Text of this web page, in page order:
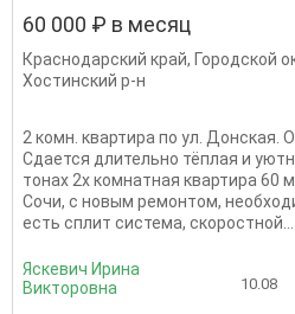
60 000 ₽ в месяц
Краснодарский край, Городской
Хостинский р-н
2 комн. квартира по ул. Донская.
Сдается длительно тёплая и
тонах 2х комнатная квартира 60
Сочи, с новым ремонтом,
есть сплит система, скоростной...
Яскевич Ирина
Викторовна
10.08